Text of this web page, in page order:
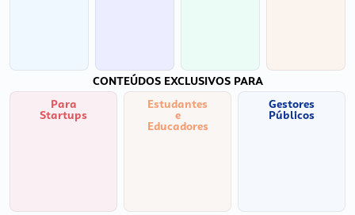
CONTEÚDOS EXCLUSIVOS PARA
Para
Startups
Estudantes
e
Educadores
Gestores
Públicos